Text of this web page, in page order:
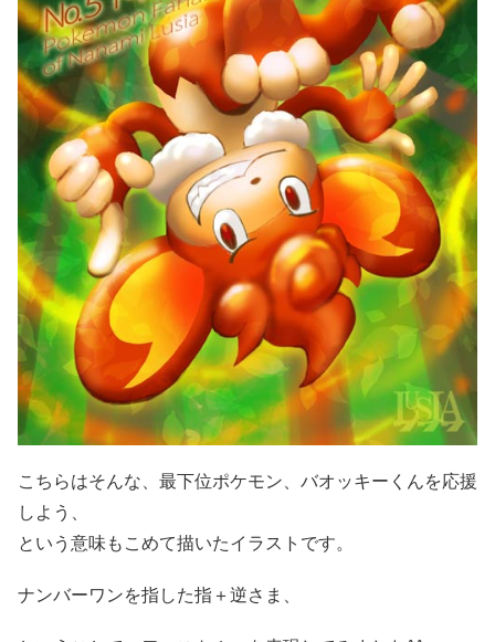
こちらはそんな、最下位ポケモン、バオッキーくんを応援
しよう、
という意味もこめて描いたイラストです。
ナンバーワンを指した指＋逆さま、